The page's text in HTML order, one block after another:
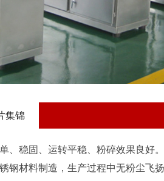
集锦
、稳固、运转平稳、粉碎效果良好
钢材料制造，生产过程中无粉尘飞